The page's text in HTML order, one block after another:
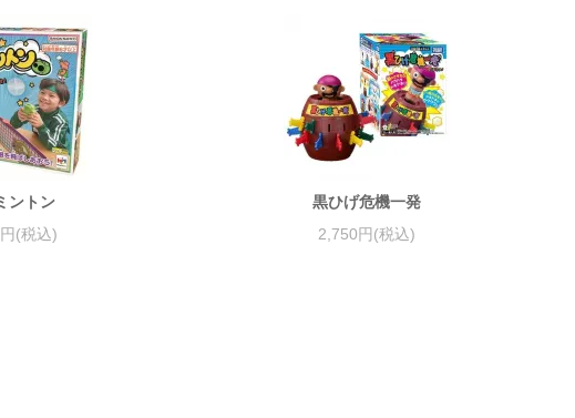
ントン
(税込)
黒ひげ危機一発
2,750円(税込)